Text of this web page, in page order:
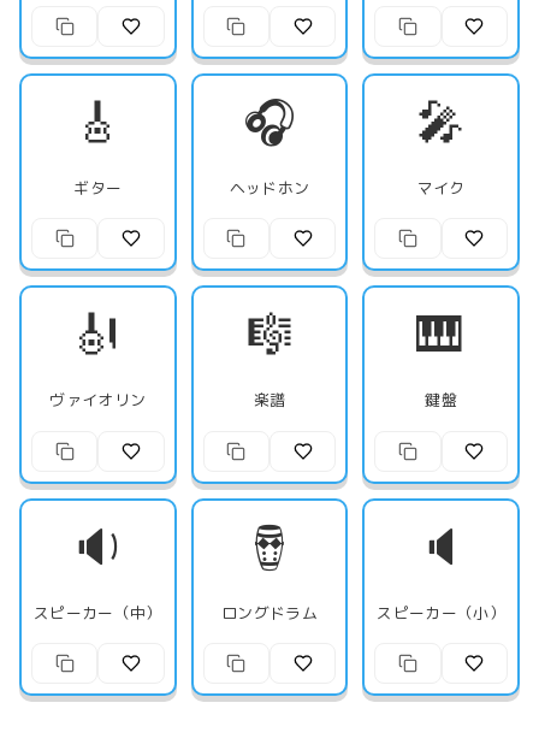
🎸
ギター
🎧
ヘッドホン
🎤
マイク
🎻
ヴァイオリン
🎼
楽譜
🎹
鍵盤
🔉
スピーカー（中）
🪘
ロングドラム
🔈
スピーカー（小）